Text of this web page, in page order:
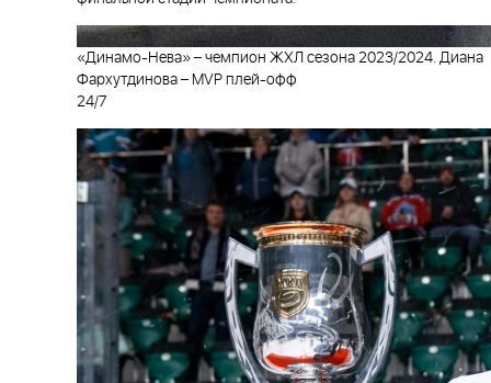
«Динамо-Нева» – чемпион ЖХЛ сезона 2023/2024. Диана
Фархутдинова – MVP плей-офф
24/7